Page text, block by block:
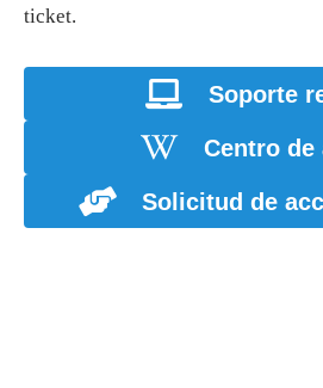
ticket.
Soporte
Centro de
Solicitud de